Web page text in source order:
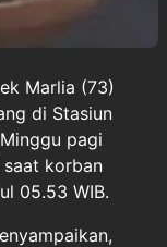
Marlia (73)
di Stasiun
pagi
korban
05.53 WIB.